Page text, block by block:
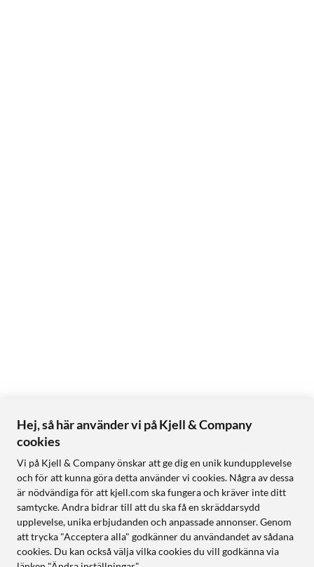
Hej, så här använder vi på Kjell & Company
cookies
Vi på Kjell & Company önskar att ge dig en unik kundupplevelse
och för att kunna göra detta använder vi cookies. Några av dessa
är nödvändiga för att kjell.com ska fungera och kräver inte ditt
samtycke. Andra bidrar till att du ska få en skräddarsydd
upplevelse, unika erbjudanden och anpassade annonser. Genom
att trycka "Acceptera alla" godkänner du användandet av sådana
cookies. Du kan också välja vilka cookies du vill godkänna via